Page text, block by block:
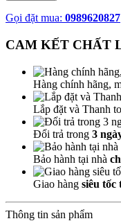
Gọi đặt mua: 0989620827
CAM KẾT CHẤT
Hàng chính hãng,
Lắp đặt và Thanh
Đổi trả trong 3
Bảo hành tại nhà
Giao hàng siêu tốc
Thông tin sản phẩm